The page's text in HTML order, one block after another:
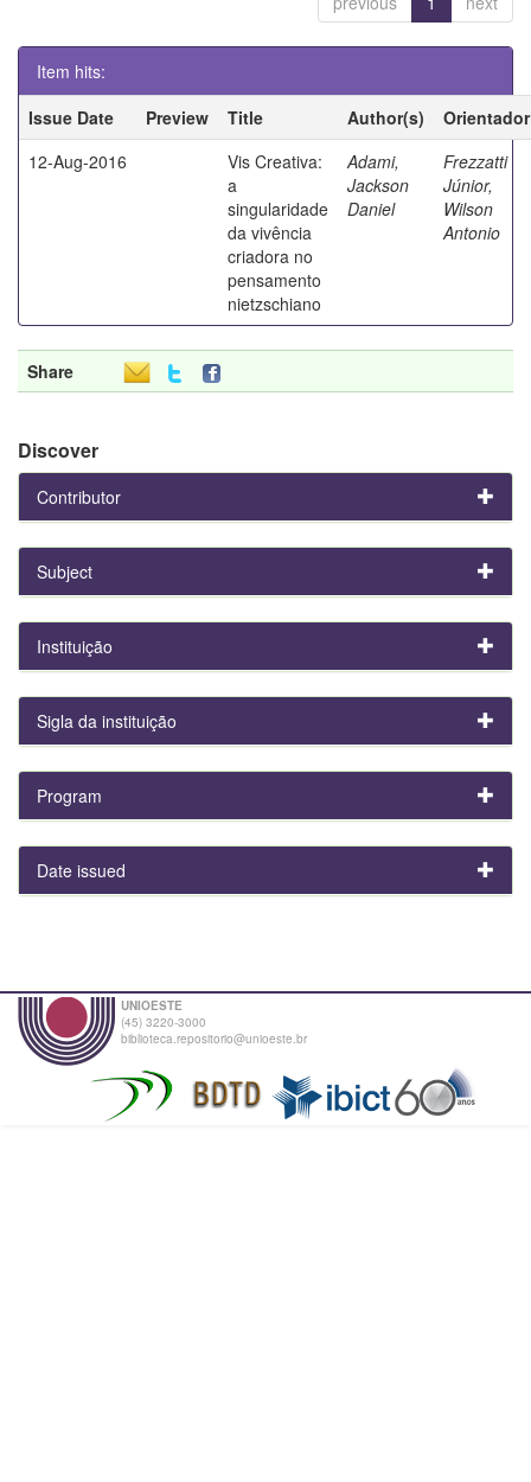
Item hits:
Issue Date
Preview Title Author(s)
Orientador
12-Aug-2016
Vis Creativa:
a
singularidade
da vivência
criadora no
pensamento
nietzschiano
Adami,
Jackson
Daniel
Frezzatti
Júnior,
Wilson
Antonio
Share
Discover
Contributor
Subject
Instituição
Sigla da instituição
Program
Date issued
UNIOESTE
(45) 3220-3000
biblioteca.repositorio@unioeste.br